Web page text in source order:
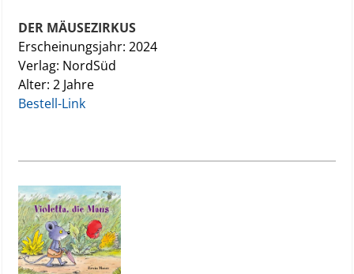
DER MÄUSEZIRKUS
Erscheinungsjahr: 2024
Verlag: NordSüd
Alter: 2 Jahre
Bestell-Link